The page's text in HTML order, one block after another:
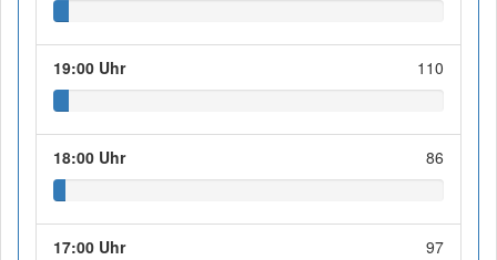
19:00 Uhr 110
18:00 Uhr 86
17:00 Uhr 97